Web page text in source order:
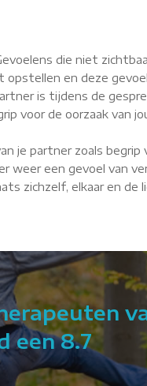
die niet
en deze
is tijdens de
voor de oorzaak van
je partner zoals
een gevoel van
zichzelf, elkaar en
een 8.7